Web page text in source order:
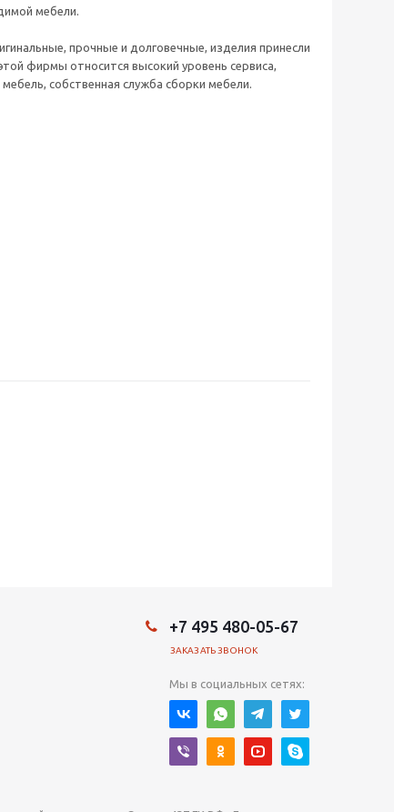
мебели.
прочные и долговечные, изделия принесли
фирмы относится высокий уровень сервиса,
собственная служба сборки мебели.
+7 495 480-05-67
ЗАКАЗАТЬ ЗВОНОК
Мы в социальных сетях: